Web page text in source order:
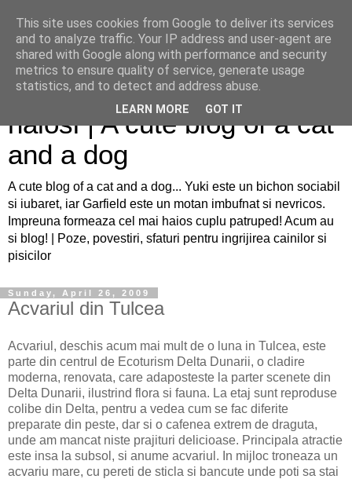
Sfaturi pentru caini si pisici
haiosi | A cute blog of a cat
and a dog
A cute blog of a cat and a dog... Yuki este un bichon sociabil
si iubaret, iar Garfield este un motan imbufnat si nevricos.
Impreuna formeaza cel mai haios cuplu patruped! Acum au
si blog! | Poze, povestiri, sfaturi pentru ingrijirea cainilor si
pisicilor
Sunday, April 26, 2009
Acvariul din Tulcea
Acvariul, deschis acum mai mult de o luna in Tulcea, este
parte din centrul de Ecoturism Delta Dunarii, o cladire
moderna, renovata, care adaposteste la parter scenete din
Delta Dunarii, ilustrind flora si fauna. La etaj sunt reproduse
colibe din Delta, pentru a vedea cum se fac diferite
preparate din peste, dar si o cafenea extrem de draguta,
unde am mancat niste prajituri delicioase. Principala atractie
este insa la subsol, si anume acvariul. In mijloc troneaza un
acvariu mare, cu pereti de sticla si bancute unde poti sa stai
This site uses cookies from Google to deliver its services
and to analyze traffic. Your IP address and user-agent are
shared with Google along with performance and security
metrics to ensure quality of service, generate usage
statistics, and to detect and address abuse.
LEARN MORE GOT IT